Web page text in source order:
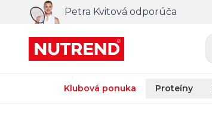
Petra Kvitová odporúča
Klubová ponuka Proteíny